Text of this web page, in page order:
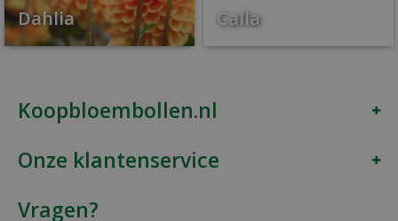
Dahlia Calla
Koopbloembollen.nl
Onze klantenservice
Vragen?